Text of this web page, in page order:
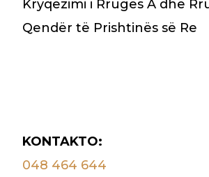
KONTAKTO:
048 464 644
Kryqëzimi i Rrugës A dhe
Qendër të Prishtinës së Re